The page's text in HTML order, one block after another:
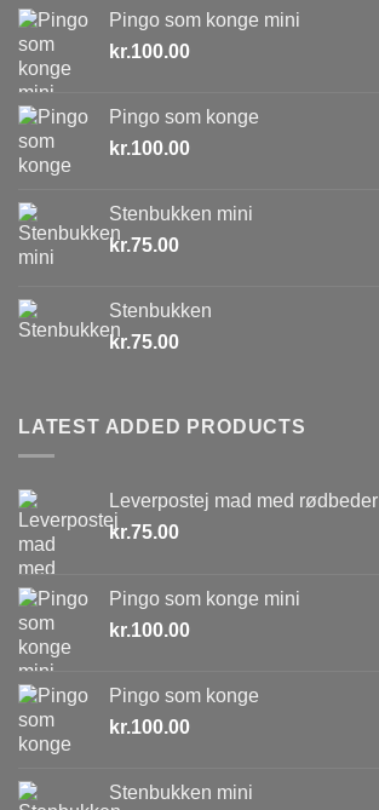
Pingo som konge mini
kr.100.00
Pingo som konge
kr.100.00
Stenbukken mini
kr.75.00
Stenbukken
kr.75.00
LATEST ADDED PRODUCTS
Leverpostej mad med rødbeder
kr.75.00
Pingo som konge mini
kr.100.00
Pingo som konge
kr.100.00
Stenbukken mini